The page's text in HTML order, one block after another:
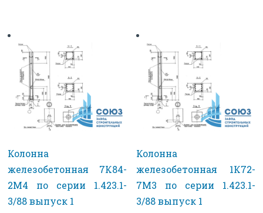
Колонна
железобетонная 7К84-
2М4 по серии 1.423.1-
3/88 выпуск 1
Колонна
железобетонная 1К72-
7М3 по серии 1.423.1-
3/88 выпуск 1